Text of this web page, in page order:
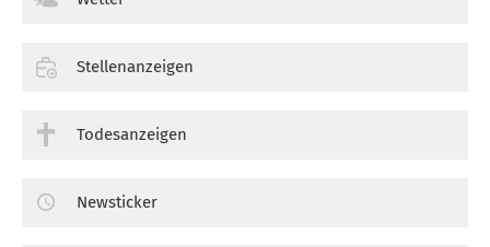
Stellenanzeigen
Todesanzeigen
Newsticker